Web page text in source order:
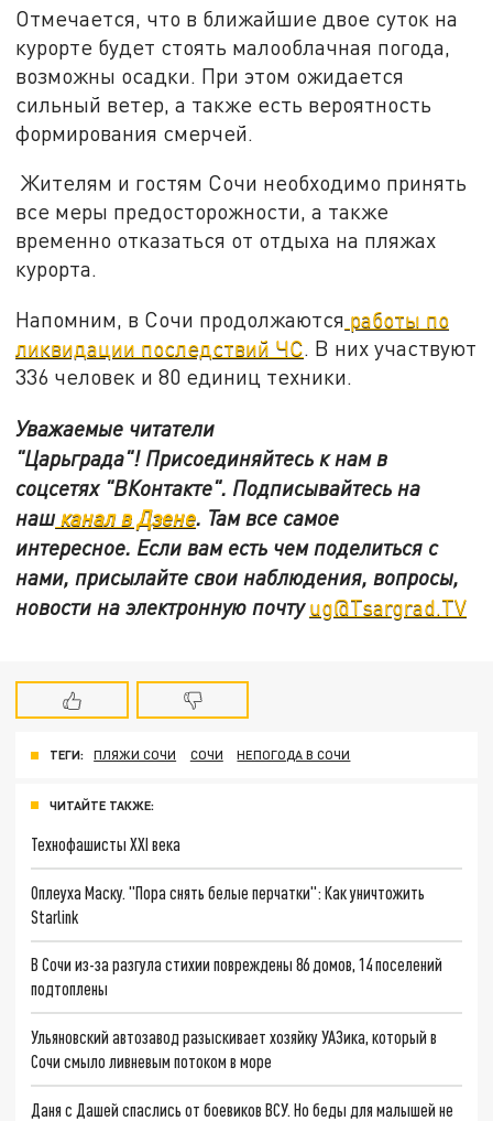
Отмечается, что в ближайшие двое суток на
курорте будет стоять малооблачная погода,
возможны осадки. При этом ожидается
сильный ветер, а также есть вероятность
формирования смерчей.
Жителям и гостям Сочи необходимо принять
все меры предосторожности, а также
временно отказаться от отдыха на пляжах
курорта.
Напомним, в Сочи продолжаются работы по
ликвидации последствий ЧС. В них участвуют
336 человек и 80 единиц техники.
Уважаемые читатели
"Царьграда"! Присоединяйтесь к нам в
соцсетях "ВКонтакте". Подписывайтесь на
нашканал в Дзене. Там все самое
интересное. Если вам есть чем поделиться с
нами, присылайте свои наблюдения, вопросы,
новости на электронную почтуug@Tsargrad.TV
ТЕГИ: ПЛЯЖИ СОЧИ СОЧИ НЕПОГОДА В СОЧИ
ЧИТАЙТЕ ТАКЖЕ:
Технофашисты XXI века
Оплеуха Маску. "Пора снять белые перчатки": Как уничтожить
Starlink
В Сочи из-за разгула стихии повреждены 86 домов, 14 поселений
подтоплены
Ульяновский автозавод разыскивает хозяйку УАЗика, который в
Сочи смыло ливневым потоком в море
Даня с Дашей спаслись от боевиков ВСУ. Но беды для малышей не